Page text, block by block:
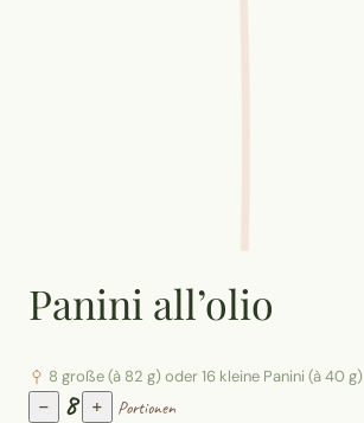
Panini all’olio
8 große (à 82 g) oder 16 kleine Panini (à 40 g)
− 8 + Portionen